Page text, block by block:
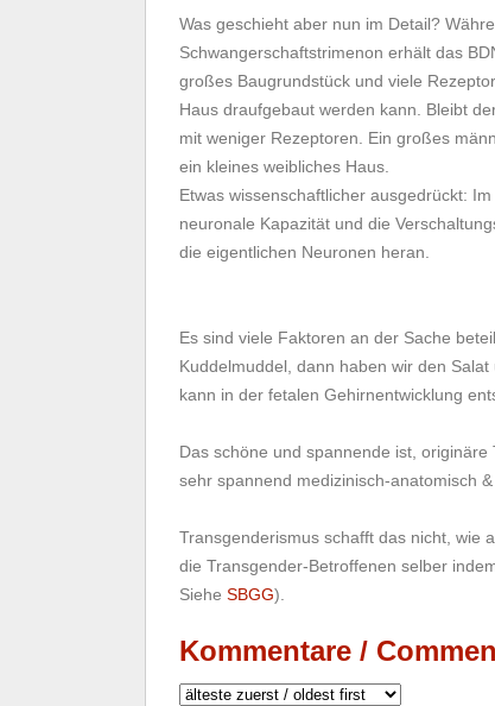
Was geschieht aber nun im Detail?
Schwangerschaftstrimenon erhält das
großes Baugrundstück und viele
Haus draufgebaut werden kann. Bleibt
mit weniger Rezeptoren. Ein großes
ein kleines weibliches Haus.
Etwas wissenschaftlicher ausgedrückt:
neuronale Kapazität und die
die eigentlichen Neuronen heran.
Es sind viele Faktoren an der Sache
Kuddelmuddel, dann haben wir den
kann in der fetalen Gehirnentwicklung
Das schöne und spannende ist,
sehr spannend medizinisch-anatomisch
Transgenderismus schafft das nicht, wie
die Transgender-Betroffenen selber
Siehe SBGG).
Kommentare /